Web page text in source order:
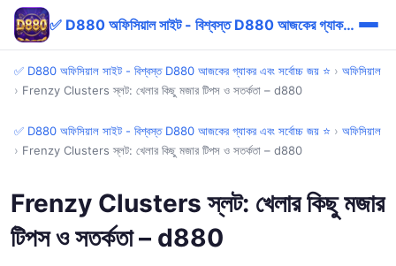
✅ D880 অফিসিয়াল সাইট - বিশ্বস্ত D880 আজকের গ্যাকর এবং সর্বোচ্চ জয় ⭐
✅ D880 অফিসিয়াল সাইট - বিশ্বস্ত D880 আজকের গ্যাকর এবং সর্বোচ্চ জয় ⭐ › অফিসিয়াল
› Frenzy Clusters স্লট: খেলার কিছু মজার টিপস ও সতর্কতা – d880
✅ D880 অফিসিয়াল সাইট - বিশ্বস্ত D880 আজকের গ্যাকর এবং সর্বোচ্চ জয় ⭐ › অফিসিয়াল
› Frenzy Clusters স্লট: খেলার কিছু মজার টিপস ও সতর্কতা – d880
Frenzy Clusters স্লট: খেলার কিছু মজার
টিপস ও সতর্কতা – d880